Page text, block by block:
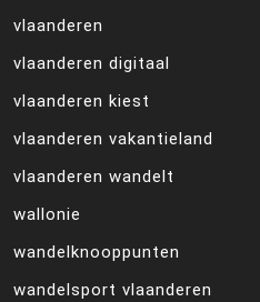
vlaanderen
vlaanderen digitaal
vlaanderen kiest
vlaanderen vakantieland
vlaanderen wandelt
wallonie
wandelknooppunten
wandelsport vlaanderen